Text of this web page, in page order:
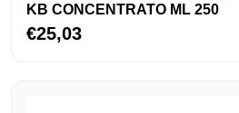
KB CONCENTRATO ML 250
€25,03